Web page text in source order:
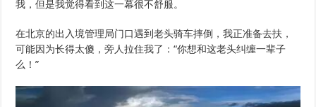
我，但是我觉得看到这一幕很不舒服。
在北京的出入境管理局门口遇到老头骑车摔倒，我正准备去扶，
可能因为长得太傻，旁人拉住我了：“你想和这老头纠缠一辈子
么！”